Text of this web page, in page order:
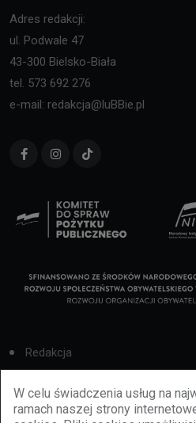
W celu świadczenia usług na
ramach naszej strony
Adres redakcji:
ul. Podwale 47
43-300 Bielsko-Biała
tel. 573 692 276
e-mail: redakcja@luBBie.pl
Redakcja
Cookies
Reklama